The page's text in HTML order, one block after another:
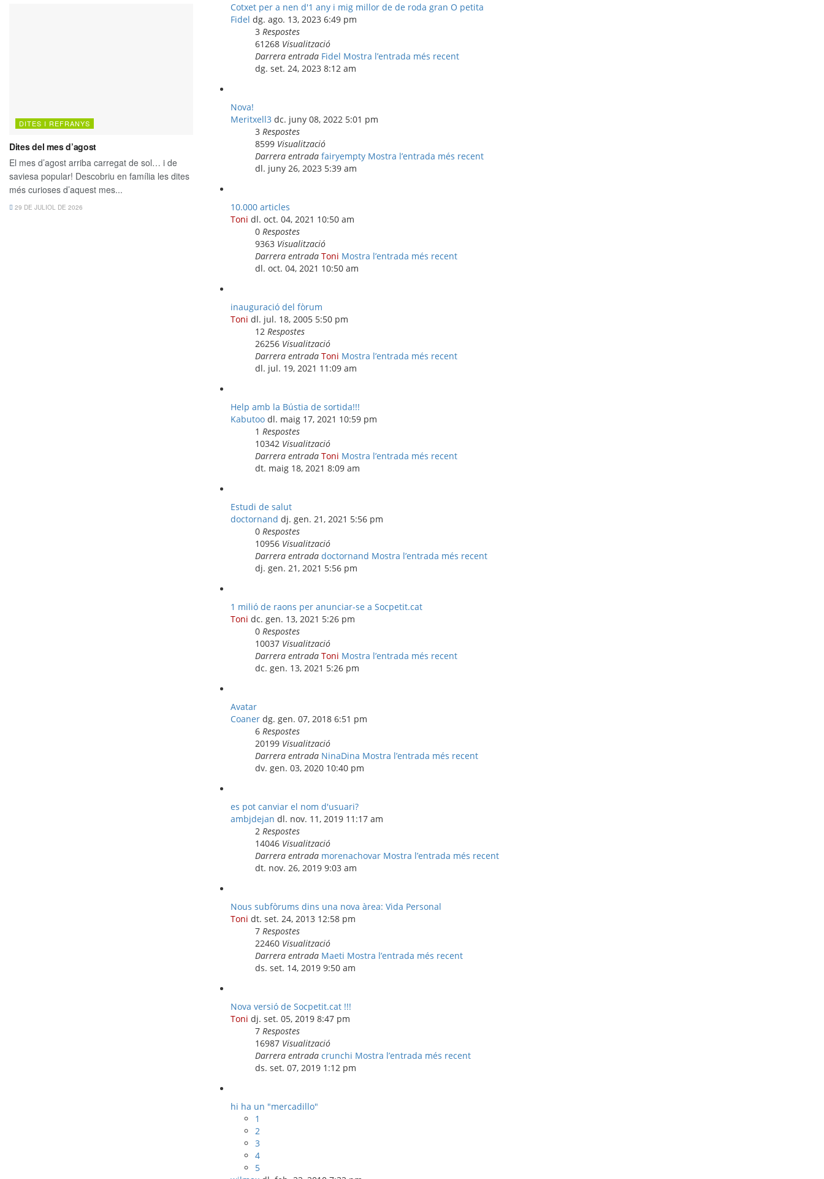
Cotxet per a nen d'1 any i mig millor de de roda gran O petita
Fidel dg. ago. 13, 2023 6:49 pm
3 Respostes
61268 Visualització
Darrera entrada Fidel Mostra l’entrada més recent
dg. set. 24, 2023 8:12 am
Nova!
Meritxell3 dc. juny 08, 2022 5:01 pm
3 Respostes
8599 Visualització
Darrera entrada fairyempty Mostra l’entrada més recent
dl. juny 26, 2023 5:39 am
10.000 articles
Toni dl. oct. 04, 2021 10:50 am
0 Respostes
9363 Visualització
Darrera entrada Toni Mostra l’entrada més recent
dl. oct. 04, 2021 10:50 am
inauguració del fòrum
Toni dl. jul. 18, 2005 5:50 pm
12 Respostes
26256 Visualització
Darrera entrada Toni Mostra l’entrada més recent
dl. jul. 19, 2021 11:09 am
Help amb la Bústia de sortida!!!
Kabutoo dl. maig 17, 2021 10:59 pm
1 Respostes
10342 Visualització
Darrera entrada Toni Mostra l’entrada més recent
dt. maig 18, 2021 8:09 am
Estudi de salut
doctornand dj. gen. 21, 2021 5:56 pm
0 Respostes
10956 Visualització
Darrera entrada doctornand Mostra l’entrada més recent
dj. gen. 21, 2021 5:56 pm
1 milió de raons per anunciar-se a Socpetit.cat
Toni dc. gen. 13, 2021 5:26 pm
0 Respostes
10037 Visualització
Darrera entrada Toni Mostra l’entrada més recent
dc. gen. 13, 2021 5:26 pm
Avatar
Coaner dg. gen. 07, 2018 6:51 pm
6 Respostes
20199 Visualització
Darrera entrada NinaDina Mostra l’entrada més recent
dv. gen. 03, 2020 10:40 pm
es pot canviar el nom d'usuari?
ambjdejan dl. nov. 11, 2019 11:17 am
2 Respostes
14046 Visualització
Darrera entrada morenachovar Mostra l’entrada més recent
dt. nov. 26, 2019 9:03 am
Nous subfòrums dins una nova àrea: Vida Personal
Toni dt. set. 24, 2013 12:58 pm
7 Respostes
22460 Visualització
Darrera entrada Maeti Mostra l’entrada més recent
ds. set. 14, 2019 9:50 am
Nova versió de Socpetit.cat !!!
Toni dj. set. 05, 2019 8:47 pm
7 Respostes
16987 Visualització
Darrera entrada crunchi Mostra l’entrada més recent
ds. set. 07, 2019 1:12 pm
hi ha un "mercadillo"
1
2
3
4
5